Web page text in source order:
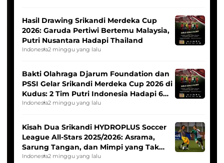
Hasil Drawing Srikandi Merdeka Cup
2026: Garuda Pertiwi Bertemu Malaysia,
Putri Nusantara Hadapi Thailand
Indonesia2 minggu yang lalu
Bakti Olahraga Djarum Foundation dan
PSSI Gelar Srikandi Merdeka Cup 2026 di
Kudus: 2 Tim Putri Indonesia Hadapi 6
Tim Asia
Indonesia2 minggu yang lalu
Kisah Dua Srikandi HYDROPLUS Soccer
League All-Stars 2025/2026: Asrama,
Sarung Tangan, dan Mimpi yang Tak
Pernah Padam
Indonesia2 minggu yang lalu